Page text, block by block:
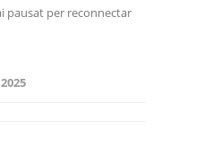
pausat per reconnectar